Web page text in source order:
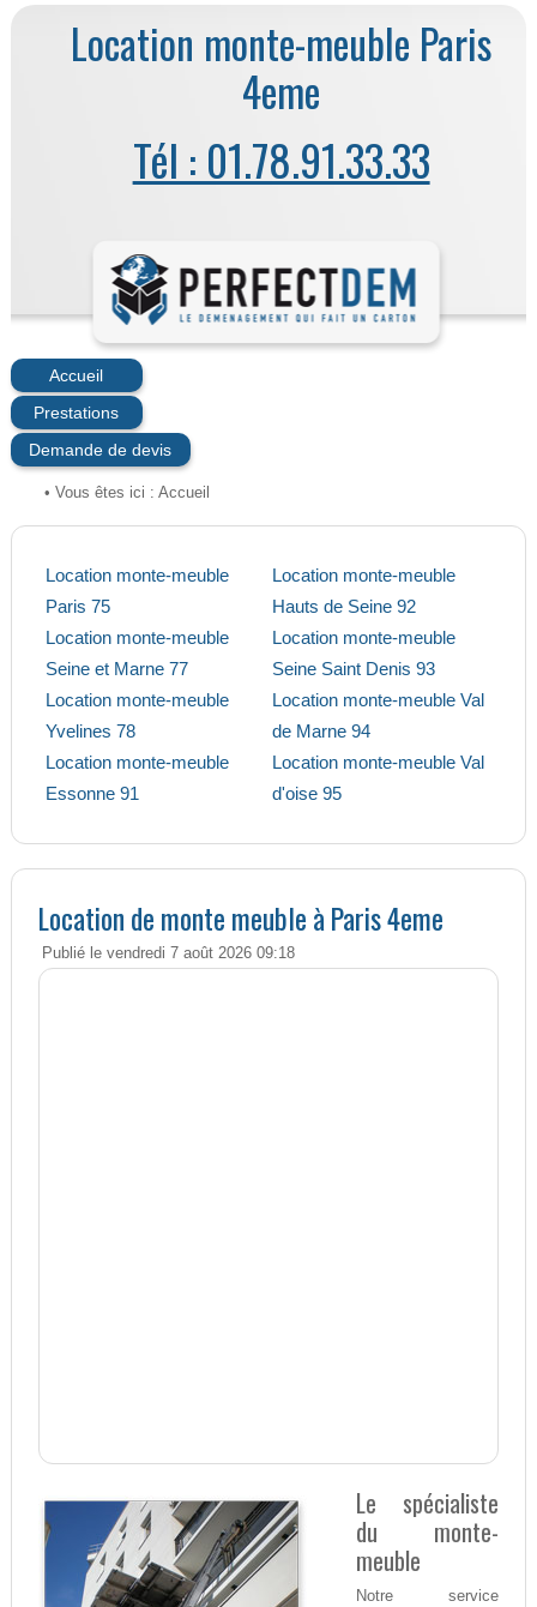
Location monte-meuble Paris
4eme
Tél : 01.78.91.33.33
Accueil
Prestations
Demande de devis
• Vous êtes ici : Accueil
Location monte-meuble
Paris 75
Location monte-meuble
Seine et Marne 77
Location monte-meuble
Yvelines 78
Location monte-meuble
Essonne 91
Location monte-meuble
Hauts de Seine 92
Location monte-meuble
Seine Saint Denis 93
Location monte-meuble Val
de Marne 94
Location monte-meuble Val
d'oise 95
Location de monte meuble à Paris 4eme
Publié le vendredi 7 août 2026 09:18
Le spécialiste
du monte-
meuble
Notre service